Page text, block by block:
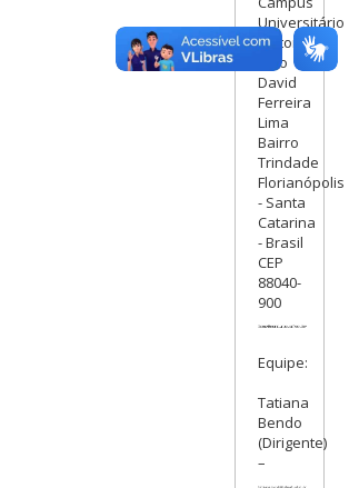
Universitário
Reitor
João
David
Ferreira
Lima
Bairro
Trindade
Florianópolis
- Santa
Catarina
- Brasil
CEP
88040-
900
Equipe:
Tatiana
Bendo
(Dirigente)
–